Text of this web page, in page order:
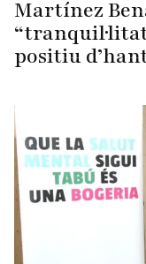
Martínez
positiu